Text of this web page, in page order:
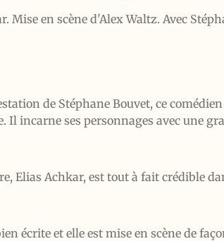
Mise en scène d'Alex Waltz. Avec
de Stéphane Bouvet, ce
Il incarne ses personnages avec une
Elias Achkar, est tout à fait crédible
écrite et elle est mise en scène de